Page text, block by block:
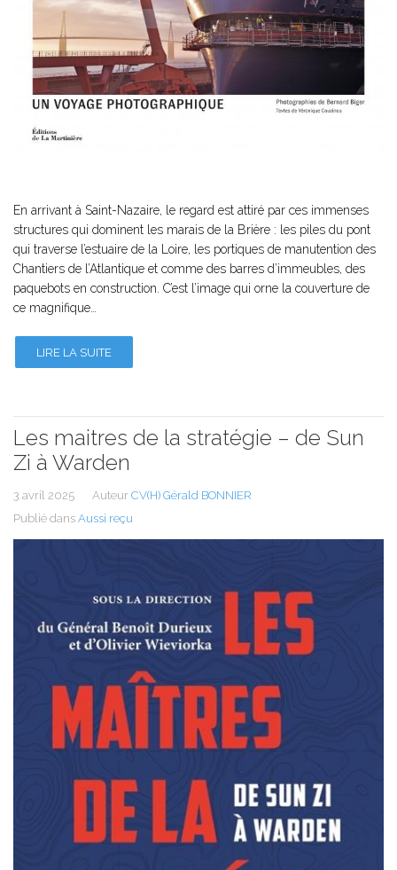
En arrivant à Saint-Nazaire, le regard est attiré par ces immenses
structures qui dominent les marais de la Brière : les piles du pont
qui traverse l’estuaire de la Loire, les portiques de manutention des
Chantiers de l’Atlantique et comme des barres d’immeubles, des
paquebots en construction. C’est l’image qui orne la couverture de
ce magnifique…
LIRE LA SUITE
Les maitres de la stratégie – de Sun
Zi à Warden
3 avril 2025 Auteur CV(H) Gérald BONNIER
Publié dans Aussi reçu